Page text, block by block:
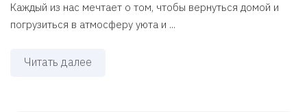
Каждый из нас мечтает о том, чтобы вернуться домой и
погрузиться в атмосферу уюта и ...
Читать далее